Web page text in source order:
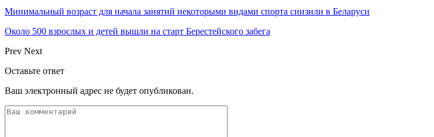
Минимальный возраст для начала занятий некоторыми видами спорта снизили в Беларуси
Около 500 взрослых и детей вышли на старт Берестейского забега
Prev Next
Оставьте ответ
Ваш электронный адрес не будет опубликован.